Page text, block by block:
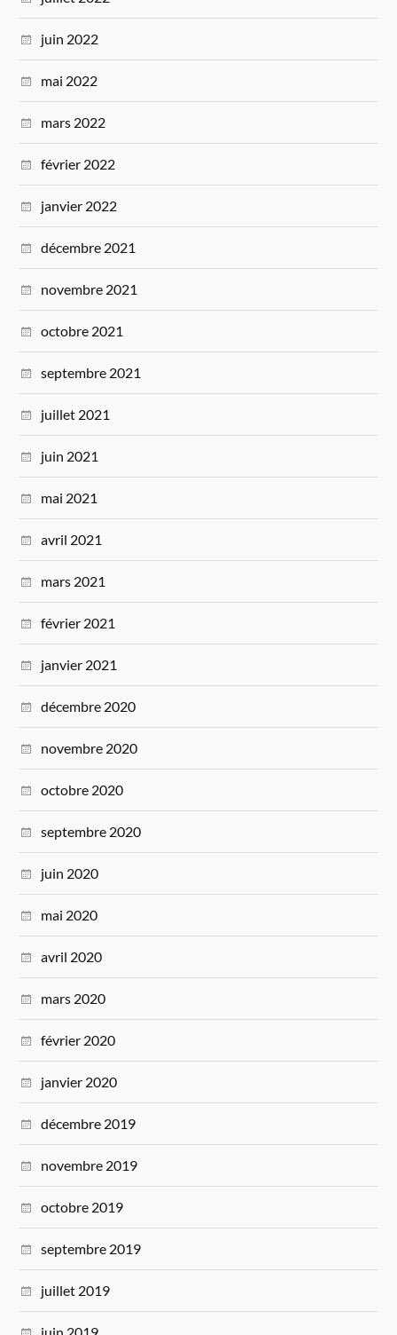
juin 2022
mai 2022
mars 2022
février 2022
janvier 2022
décembre 2021
novembre 2021
octobre 2021
septembre 2021
juillet 2021
juin 2021
mai 2021
avril 2021
mars 2021
février 2021
janvier 2021
décembre 2020
novembre 2020
octobre 2020
septembre 2020
juin 2020
mai 2020
avril 2020
mars 2020
février 2020
janvier 2020
décembre 2019
novembre 2019
octobre 2019
septembre 2019
juillet 2019